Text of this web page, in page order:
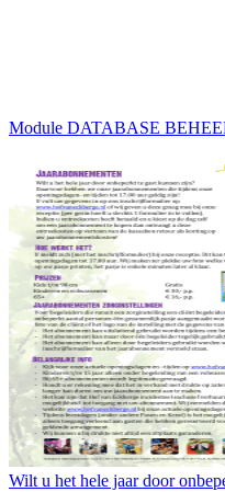
Module DATABASE
Wilt u het hele jaar door